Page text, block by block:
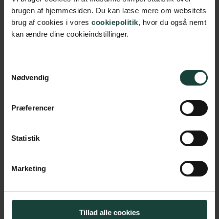
brugen af hjemmesiden. Du kan læse mere om websitets
brug af cookies i vores cookiepolitik, hvor du også nemt
kan ændre dine cookieindstillinger.
Nødvendig
Præferencer
Statistik
Marketing
Tillad alle cookies
verden, du lever i. Velkommen til Krop og Ånd – et
rum, hvor du kan vokse både fysisk og åndeligt.
“Alle lærere har været vidt forskellige, men de har